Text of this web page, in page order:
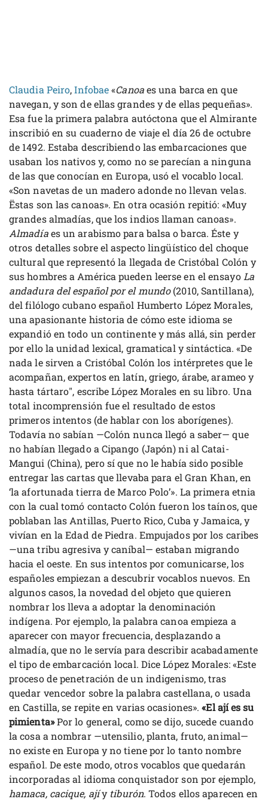
Claudia Peiro,Infobae«Canoaes una barca en que
navegan, y son de ellas grandes y de ellas pequeñas».
Esa fue la primera palabra autóctona que el Almirante
inscribió en su cuaderno de viaje el día 26 de octubre
de 1492. Estaba describiendo las embarcaciones que
usaban los nativos y, como no se parecían a ninguna
de las que conocían en Europa, usó el vocablo local.
«Son navetas de un madero adonde no llevan velas.
Ëstas son las canoas». En otra ocasión repitió: «Muy
grandes almadías, que los indios llaman canoas».
Almadíaes un arabismo para balsa o barca. Éste y
otros detalles sobre el aspecto lingüístico del choque
cultural que representó la llegada de Cristóbal Colón y
sus hombres a América pueden leerse en el ensayo La
andadura del español por el mundo(2010, Santillana),
del filólogo cubano español Humberto López Morales,
una apasionante historia de cómo este idioma se
expandió en todo un continente y más allá, sin perder
por ello la unidad lexical, gramatical y sintáctica. «De
nada le sirven a Cristóbal Colón los intérpretes que le
acompañan, expertos en latín, griego, árabe, arameo y
hasta tártaro", escribe López Morales en su libro. Una
total incomprensión fue el resultado de estos
primeros intentos (de hablar con los aborígenes).
Todavía no sabían —Colón nunca llegó a saber— que
no habían llegado a Cipango (Japón) ni al Catai-
Mangui (China), pero sí que no le había sido posible
entregar las cartas que llevaba para el Gran Khan, en
‘la afortunada tierra de Marco Polo’». La primera etnia
con la cual tomó contacto Colón fueron los taínos, que
poblaban las Antillas, Puerto Rico, Cuba y Jamaica, y
vivían en la Edad de Piedra. Empujados por los caribes
—una tribu agresiva y caníbal— estaban migrando
hacia el oeste. En sus intentos por comunicarse, los
españoles empiezan a descubrir vocablos nuevos. En
algunos casos, la novedad del objeto que quieren
nombrar los lleva a adoptar la denominación
indígena. Por ejemplo, la palabra canoa empieza a
aparecer con mayor frecuencia, desplazando a
almadía, que no le servía para describir acabadamente
el tipo de embarcación local. Dice López Morales: «Este
proceso de penetración de un indigenismo, tras
quedar vencedor sobre la palabra castellana, o usada
en Castilla, se repite en varias ocasiones».«El ají es su
pimienta»Por lo general, como se dijo, sucede cuando
la cosa a nombrar —utensilio, planta, fruto, animal—
no existe en Europa y no tiene por lo tanto nombre
español. De este modo, otros vocablos que quedarán
incorporadas al idioma conquistador son por ejemplo,
hamaca, cacique, ajíy tiburón. Todos ellos aparecen en